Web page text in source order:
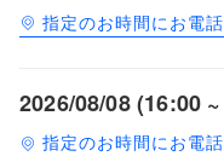
指定のお時間にお電話
2026/08/08 (16:00
指定のお時間にお電話